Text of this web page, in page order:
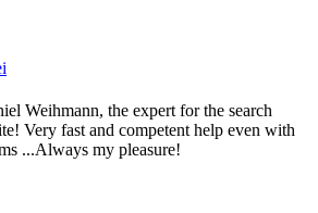
Weihmann, the expert for the search
Very fast and competent help even with
...Always my pleasure!